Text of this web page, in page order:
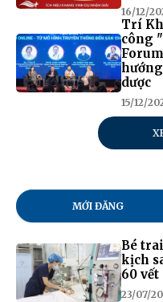
16/12/
Trí
công
dược
15/12/
MỚI ĐĂNG
Bé
kịch
60 vết
23/07/